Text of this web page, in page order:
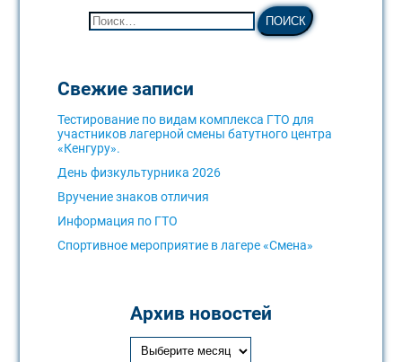
Свежие записи
Тестирование по видам комплекса ГТО для
участников лагерной смены батутного центра
«Кенгуру».
День физкультурника 2026
Вручение знаков отличия
Информация по ГТО
Спортивное мероприятие в лагере «Смена»
Архив новостей